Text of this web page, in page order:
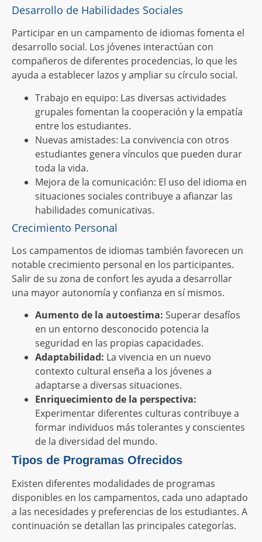
Desarrollo de Habilidades Sociales
Participar en un campamento de idiomas fomenta el
desarrollo social. Los jóvenes interactúan con
compañeros de diferentes procedencias, lo que les
ayuda a establecer lazos y ampliar su círculo social.
Trabajo en equipo: Las diversas actividades
grupales fomentan la cooperación y la empatía
entre los estudiantes.
Nuevas amistades: La convivencia con otros
estudiantes genera vínculos que pueden durar
toda la vida.
Mejora de la comunicación: El uso del idioma en
situaciones sociales contribuye a afianzar las
habilidades comunicativas.
Crecimiento Personal
Los campamentos de idiomas también favorecen un
notable crecimiento personal en los participantes.
Salir de su zona de confort les ayuda a desarrollar
una mayor autonomía y confianza en sí mismos.
Aumento de la autoestima: Superar desafíos
en un entorno desconocido potencia la
seguridad en las propias capacidades.
Adaptabilidad: La vivencia en un nuevo
contexto cultural enseña a los jóvenes a
adaptarse a diversas situaciones.
Enriquecimiento de la perspectiva:
Experimentar diferentes culturas contribuye a
formar individuos más tolerantes y conscientes
de la diversidad del mundo.
Tipos de Programas Ofrecidos
Existen diferentes modalidades de programas
disponibles en los campamentos, cada uno adaptado
a las necesidades y preferencias de los estudiantes. A
continuación se detallan las principales categorías.